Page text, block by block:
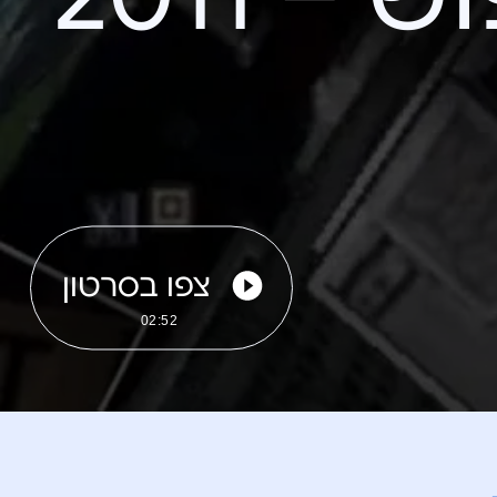
צפו בסרטון
02:52